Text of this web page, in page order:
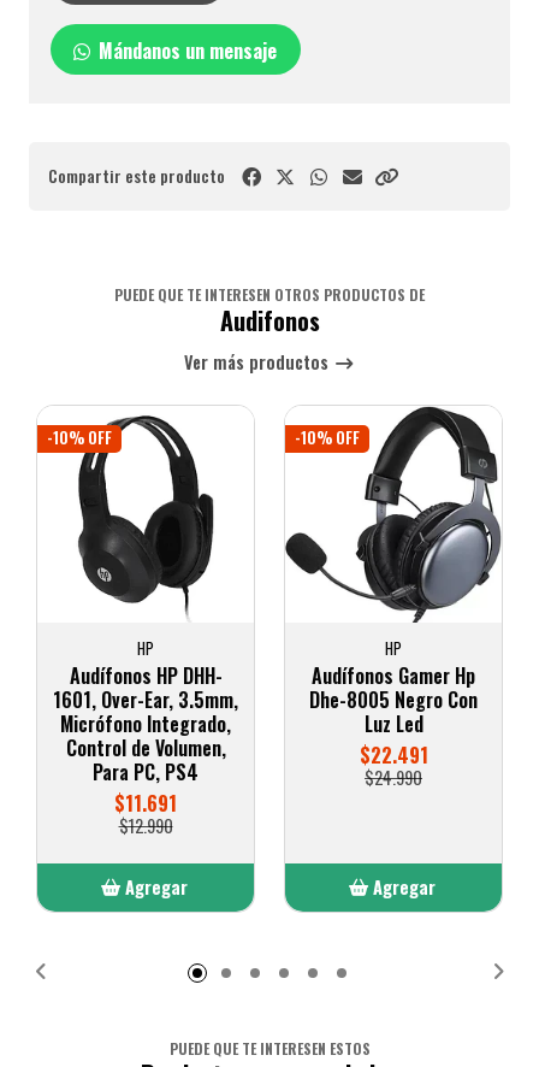
Mándanos un mensaje
Compartir este producto
PUEDE QUE TE INTERESEN OTROS PRODUCTOS DE
Audifonos
Ver más productos
-10% OFF
HP
Audífonos HP DHH-
1601, Over-Ear, 3.5mm,
Micrófono Integrado,
Control de Volumen,
Para PC, PS4
$11.691
$12.990
Agregar
-10% OFF
HP
Audífonos Gamer Hp
Dhe-8005 Negro Con
Luz Led
$22.491
$24.990
Agregar
PUEDE QUE TE INTERESEN ESTOS